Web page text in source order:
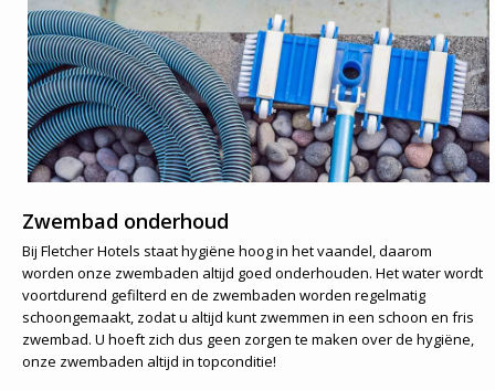
Zwembad onderhoud
Bij Fletcher Hotels staat hygiëne hoog in het vaandel, daarom
worden onze zwembaden altijd goed onderhouden. Het water wordt
voortdurend gefilterd en de zwembaden worden regelmatig
schoongemaakt, zodat u altijd kunt zwemmen in een schoon en fris
zwembad. U hoeft zich dus geen zorgen te maken over de hygiëne,
onze zwembaden altijd in topconditie!